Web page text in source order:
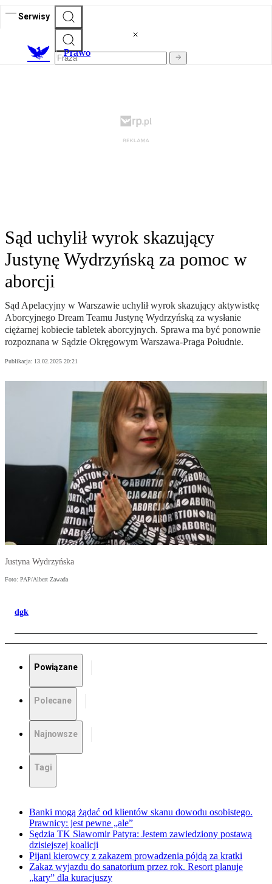
Serwisy
Prawo
Sąd uchylił wyrok skazujący
Justynę Wydrzyńską za pomoc w
aborcji
Sąd Apelacyjny w Warszawie uchylił wyrok skazujący aktywistkę
Aborcyjnego Dream Teamu Justynę Wydrzyńską za wysłanie
ciężarnej kobiecie tabletek aborcyjnych. Sprawa ma być ponownie
rozpoznana w Sądzie Okręgowym Warszawa-Praga Południe.
Publikacja: 13.02.2025 20:21
Justyna Wydrzyńska
Foto: PAP/Albert Zawada
dgk
Powiązane
Polecane
Najnowsze
Tagi
Banki mogą żądać od klientów skanu dowodu osobistego.
Prawnicy: jest pewne „ale”
Sędzia TK Sławomir Patyra: Jestem zawiedziony postawą
dzisiejszej koalicji
Pijani kierowcy z zakazem prowadzenia pójdą za kratki
Zakaz wyjazdu do sanatorium przez rok. Resort planuje
„kary” dla kuracjuszy